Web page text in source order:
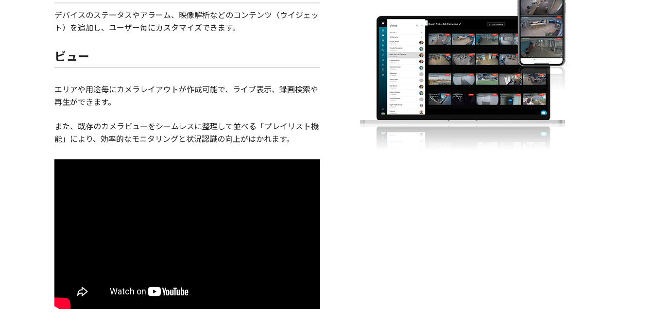
デバイスのステータスやアラーム、映像解析などのコンテンツ（ウイジェッ
ト）を追加し、ユーザー毎にカスタマイズできます。
ビュー
エリアや用途毎にカメラレイアウトが作成可能で、ライブ表示、録画検索や
再生ができます。
また、既存のカメラビューをシームレスに整理して並べる「プレイリスト機
能」により、効率的なモニタリングと状況認識の向上がはかれます。